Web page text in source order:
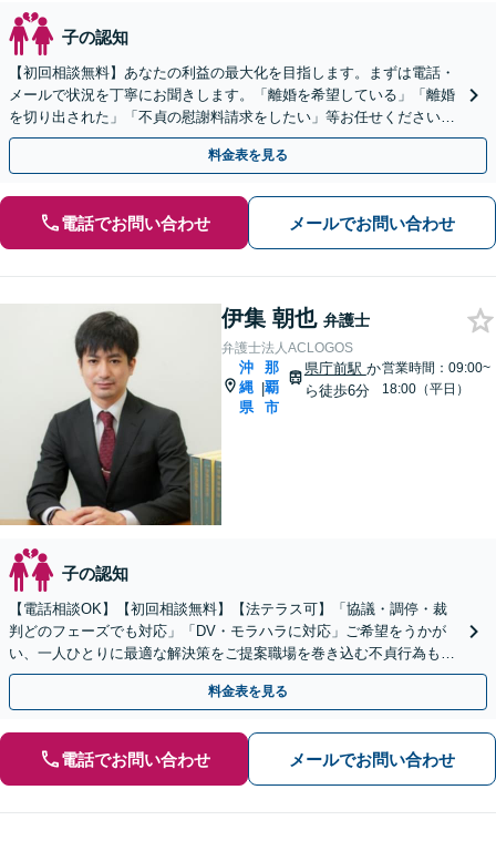
子の認知
【初回相談無料】あなたの利益の最大化を目指します。まずは電話・
メールで状況を丁寧にお聞きします。「離婚を希望している」「離婚
を切り出された」「不貞の慰謝料請求をしたい」等お任せください。
【リーズナブルな料金設定】
料金表を見る
電話でお問い合わせ メールでお問い合わせ
伊集 朝也 弁護士
弁護士法人ACLOGOS
沖
縄
県
|
那
覇
市
県庁前駅 か
ら徒歩6分
営業時間：09:00~
18:00（平日）
子の認知
【電話相談OK】【初回相談無料】【法テラス可】「協議・調停・裁
判どのフェーズでも対応」「DV・モラハラに対応」ご希望をうかが
い、一人ひとりに最適な解決策をご提案職場を巻き込む不貞行為も円
滑に解決【ビデオ相談】【完全個室対応】駐車場あり
料金表を見る
電話でお問い合わせ メールでお問い合わせ